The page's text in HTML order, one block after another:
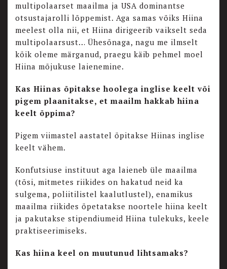
multipolaarset maailma ja USA dominantse
otsustajarolli lõppemist. Aga samas võiks Hiina
meelest olla nii, et Hiina dirigeerib vaikselt seda
multipolaarsust… Ühesõnaga, nagu me ilmselt
kõik oleme märganud, praegu käib pehmel moel
Hiina mõjukuse laienemine.
Kas Hiinas õpitakse hoolega inglise keelt või
pigem plaanitakse, et maailm hakkab hiina
keelt õppima?
Pigem viimastel aastatel õpitakse Hiinas inglise
keelt vähem.
Konfutsiuse instituut aga laieneb üle maailma
(tõsi, mitmetes riikides on hakatud neid ka
sulgema, poliitilistel kaalutlustel), enamikus
maailma riikides õpetatakse noortele hiina keelt
ja pakutakse stipendiumeid Hiina tulekuks, keele
praktiseerimiseks.
Kas hiina keel on muutunud lihtsamaks?